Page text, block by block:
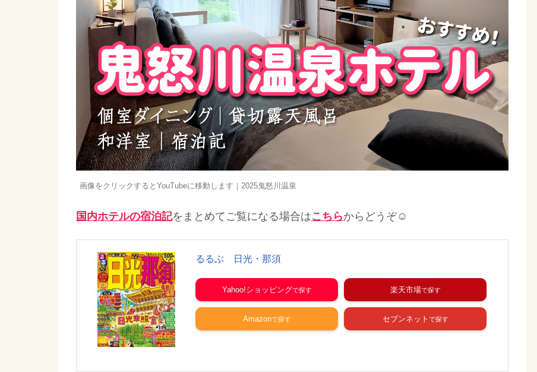
画像をクリックするとYouTubeに移動します｜2025鬼怒川温泉
国内ホテルの宿泊記をまとめてご覧になる場合はこちらからどうぞ☺
るるぶ 日光・那須
Yahoo!ショッピング 楽天市場
Amazon セブンネット